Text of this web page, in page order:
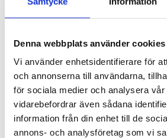
Denna webbplats använder cookies
Vi använder enhetsidentifierare för
och annonserna till användarna,
för sociala medier och analysera
vidarebefordrar även sådana
information från din enhet till de
annons- och analysföretag som vi
Mockaratt platt 3-ekrad
350
Platt, 350 mm diameter
4233
948,75kr
KÖP
300
Platt,